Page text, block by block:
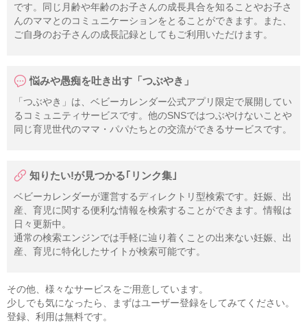
です。同じ月齢や年齢のお子さんの成長具合を知ることやお子さ
んのママとのコミュニケーションをとることができます。また、
ご自身のお子さんの成長記録としてもご利用いただけます。
悩みや愚痴を吐き出す「つぶやき」
「つぶやき」は、ベビーカレンダー公式アプリ限定で展開してい
るコミュニティサービスです。他のSNSではつぶやけないことや
同じ育児世代のママ・パパたちとの交流ができるサービスです。
知りたい!が見つかる｢リンク集｣
ベビーカレンダーが運営するディレクトリ型検索です。妊娠、出
産、育児に関する便利な情報を検索することができます。情報は
日々更新中。
通常の検索エンジンでは手軽に辿り着くことの出来ない妊娠、出
産、育児に特化したサイトが検索可能です。
その他、様々なサービスをご用意しています。
少しでも気になったら、まずはユーザー登録をしてみてください。
登録、利用は無料です。